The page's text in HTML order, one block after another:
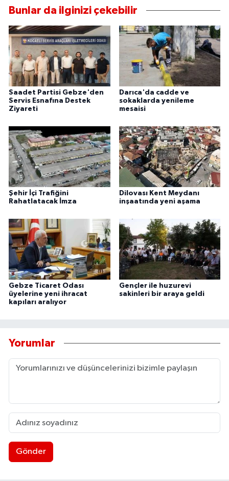
Bunlar da ilginizi çekebilir
Saadet Partisi Gebze'den
Servis Esnafına Destek
Ziyareti
Darıca'da cadde ve
sokaklarda yenileme
mesaisi
Şehir İçi Trafiğini
Rahatlatacak İmza
Dilovası Kent Meydanı
inşaatında yeni aşama
Gebze Ticaret Odası
üyelerine yeni ihracat
kapıları aralıyor
Gençler ile huzurevi
sakinleri bir araya geldi
Yorumlar
Gönder